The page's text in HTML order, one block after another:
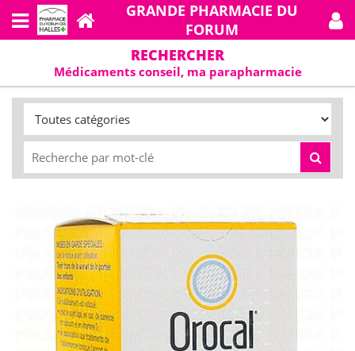
GRANDE PHARMACIE DU
FORUM
RECHERCHER
Médicaments conseil, ma parapharmacie